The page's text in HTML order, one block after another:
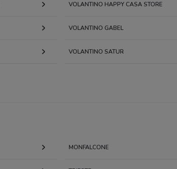
VOLANTINO HAPPY CASA STORE
VOLANTINO GABEL
VOLANTINO SATUR
MONFALCONE